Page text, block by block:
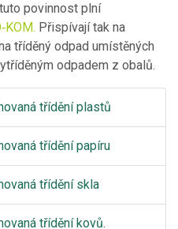
povinnost plní
Přispívají tak na
tříděný odpad umístěných
odpadem z obalů.
třídění plastů
třídění papíru
třídění skla
třídění kovů.